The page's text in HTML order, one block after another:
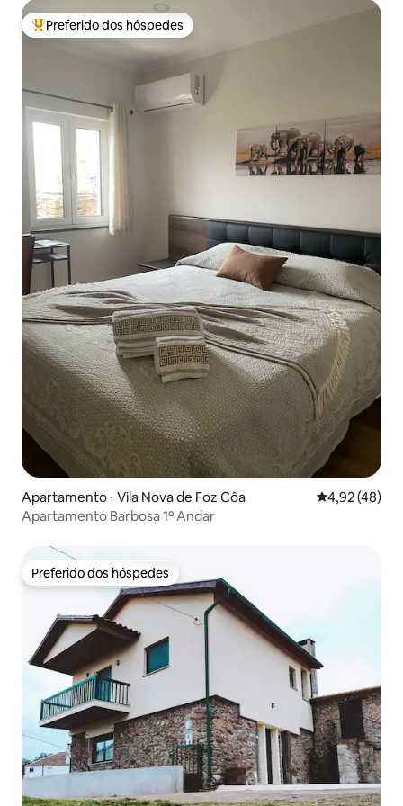
Entre os melhores preferidos dos hóspedes
Preferido dos hóspedes
Apartamento ⋅ Vila Nova de Foz Côa 4,92 de uma
4,92 (48)
Apartamento Barbosa 1º Andar
Preferido dos hóspedes
Preferido dos hóspedes